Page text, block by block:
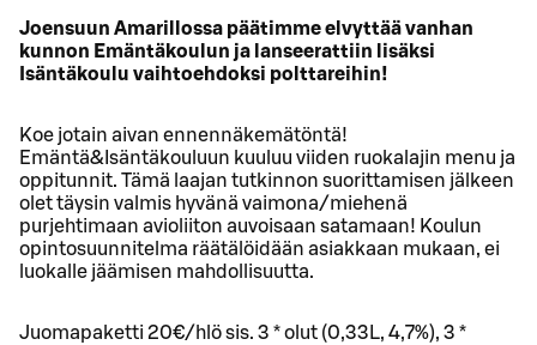
Joensuun Amarillossa päätimme elvyttää vanhan
kunnon Emäntäkoulun ja lanseerattiin lisäksi
Isäntäkoulu vaihtoehdoksi polttareihin!
Koe jotain aivan ennennäkemätöntä!
Emäntä&Isäntäkouluun kuuluu viiden ruokalajin menu ja
oppitunnit. Tämä laajan tutkinnon suorittamisen jälkeen
olet täysin valmis hyvänä vaimona/miehenä
purjehtimaan avioliiton auvoisaan satamaan! Koulun
opintosuunnitelma räätälöidään asiakkaan mukaan, ei
luokalle jäämisen mahdollisuutta.
Juomapaketti 20€/hlö sis. 3 * olut (0,33L, 4,7%), 3 *